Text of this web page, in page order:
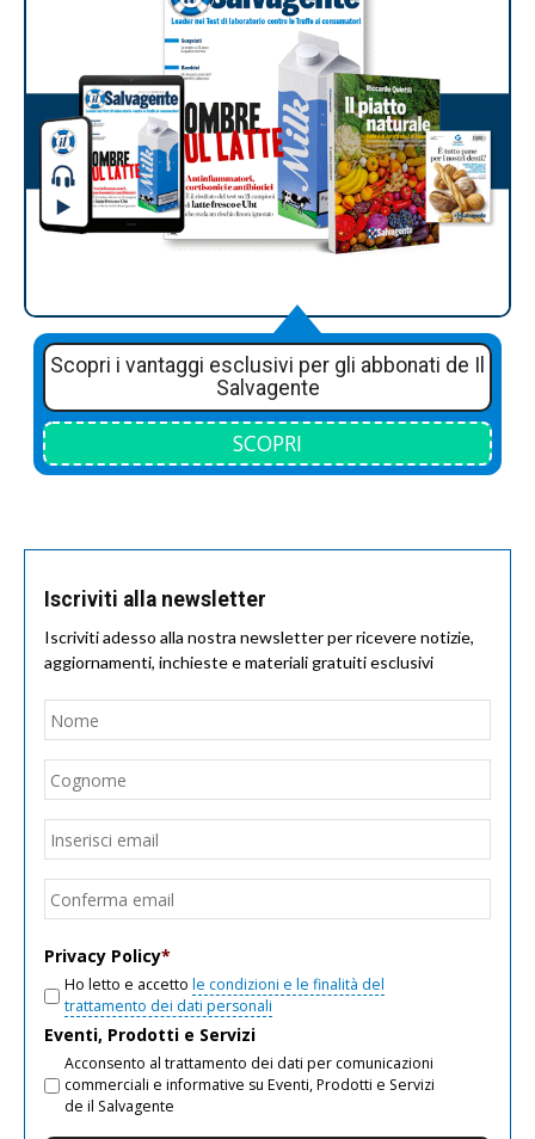
Scopri i vantaggi esclusivi per gli abbonati de Il
Salvagente
SCOPRI
Iscriviti alla newsletter
Iscriviti adesso alla nostra newsletter per ricevere notizie,
aggiornamenti, inchieste e materiali gratuiti esclusivi
Nome
Email
Privacy Policy*
Ho letto e accetto le condizioni e le finalità del
trattamento dei dati personali
Eventi, Prodotti e Servizi
Acconsento al trattamento dei dati per comunicazioni
commerciali e informative su Eventi, Prodotti e Servizi
de il Salvagente